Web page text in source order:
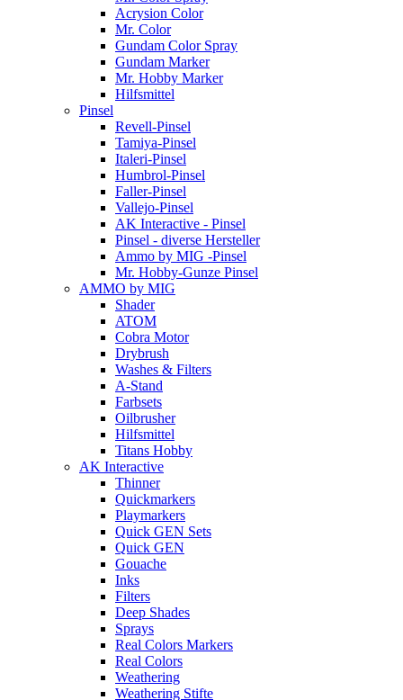
Acrysion Color
Mr. Color
Gundam Color Spray
Gundam Marker
Mr. Hobby Marker
Hilfsmittel
Pinsel
Revell-Pinsel
Tamiya-Pinsel
Italeri-Pinsel
Humbrol-Pinsel
Faller-Pinsel
Vallejo-Pinsel
AK Interactive - Pinsel
Pinsel - diverse Hersteller
Ammo by MIG -Pinsel
Mr. Hobby-Gunze Pinsel
AMMO by MIG
Shader
ATOM
Cobra Motor
Drybrush
Washes & Filters
A-Stand
Farbsets
Oilbrusher
Hilfsmittel
Titans Hobby
AK Interactive
Thinner
Quickmarkers
Playmarkers
Quick GEN Sets
Quick GEN
Gouache
Inks
Filters
Deep Shades
Sprays
Real Colors Markers
Real Colors
Weathering
Weathering Stifte